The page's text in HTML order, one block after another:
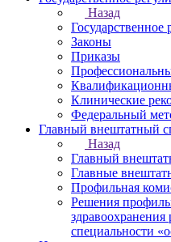
Назад
Государственное
Законы
Приказы
Клинические
Федеральный
Главный внештатный
Назад
Главный
Главные
Профильная
Решения
специальности